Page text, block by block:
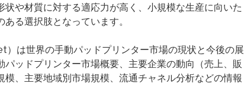
や材質に対する適応力が高く、小規模な生産に向いた
る選択肢となっています。
は世界の手動パッドプリンター市場の現状と今後の展
ッドプリンター市場概要、主要企業の動向（売上、販
、主要地域別市場規模、流通チャネル分析などの情報